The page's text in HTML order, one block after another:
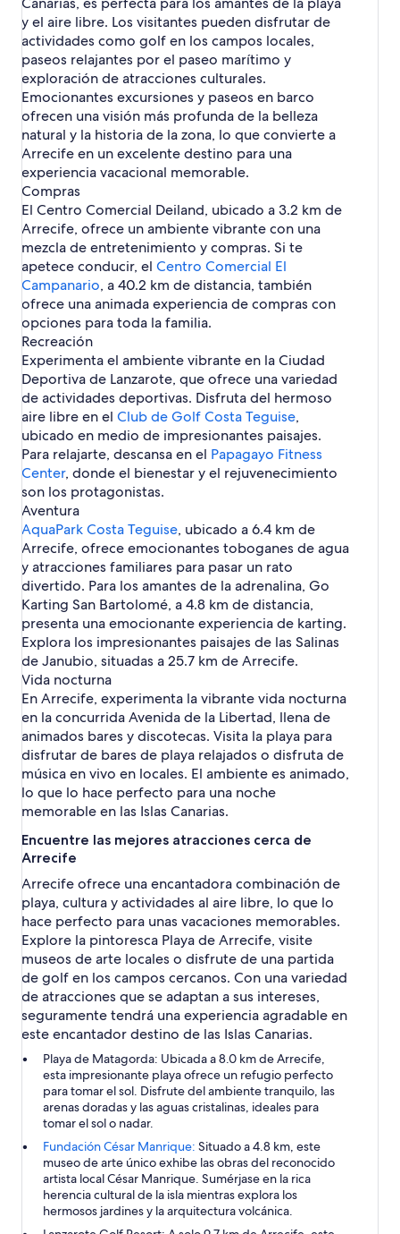
a
d
e
A
a
r
t
a
m
e
t
o
s
e
n
P
l
a
y
a
H
o
n
d
a
n
a
d
e
H
o
t
e
e
s
d
e
s
e
d
e
r
i
s
m
e
n
P
l
a
y
H
o
n
d
a
g
i
n
a
d
e
o
t
e
l
e
s
e
n
P
l
a
y
a
o
n
d
a
p
á
g
i
a
d
e
C
a
s
s
d
e
c
a
m
p
o
e
n
T
a
h
í
c
h
e
a
p
á
g
i
n
a
d
e
A
p
a
r
t
a
e
n
t
o
s
e
P
l
a
y
a
H
n
d
a
r
l
a
p
á
g
n
a
d
e
H
o
e
l
e
s
e
n
l
a
y
a
H
o
d
a
r
i
r
l
p
á
g
i
n
a
e
A
p
a
r
t
a
m
e
n
t
o
s
e
n
P
l
a
y
a
d
e
l
C
a
b
l
b
r
i
r
l
a
p
á
g
i
n
a
d
e
H
t
e
l
e
s
e
P
l
a
y
a
d
l
C
a
b
l
e
y el aire libre. Los visitantes pueden disfrutar de
actividades como golf en los campos locales,
paseos relajantes por el paseo marítimo y
exploración de atracciones culturales.
Emocionantes excursiones y paseos en barco
ofrecen una visión más profunda de la belleza
natural y la historia de la zona, lo que convierte a
Arrecife en un excelente destino para una
experiencia vacacional memorable.
Compras
El Centro Comercial Deiland, ubicado a 3.2 km de
Arrecife, ofrece un ambiente vibrante con una
mezcla de entretenimiento y compras. Si te
apetece conducir, el Centro Comercial El
Campanario, a 40.2 km de distancia, también
ofrece una animada experiencia de compras con
opciones para toda la familia.
Recreación
Experimenta el ambiente vibrante en la Ciudad
Deportiva de Lanzarote, que ofrece una variedad
de actividades deportivas. Disfruta del hermoso
aire libre en el Club de Golf Costa Teguise,
ubicado en medio de impresionantes paisajes.
Para relajarte, descansa en el Papagayo Fitness
Center, donde el bienestar y el rejuvenecimiento
son los protagonistas.
Aventura
AquaPark Costa Teguise, ubicado a 6.4 km de
Arrecife, ofrece emocionantes toboganes de agua
y atracciones familiares para pasar un rato
divertido. Para los amantes de la adrenalina, Go
Karting San Bartolomé, a 4.8 km de distancia,
presenta una emocionante experiencia de karting.
Explora los impresionantes paisajes de las Salinas
de Janubio, situadas a 25.7 km de Arrecife.
Vida nocturna
En Arrecife, experimenta la vibrante vida nocturna
en la concurrida Avenida de la Libertad, llena de
animados bares y discotecas. Visita la playa para
disfrutar de bares de playa relajados o disfruta de
música en vivo en locales. El ambiente es animado,
lo que lo hace perfecto para una noche
memorable en las Islas Canarias.
Encuentre las mejores atracciones cerca de
Arrecife
Arrecife ofrece una encantadora combinación de
playa, cultura y actividades al aire libre, lo que lo
hace perfecto para unas vacaciones memorables.
Explore la pintoresca Playa de Arrecife, visite
museos de arte locales o disfrute de una partida
de golf en los campos cercanos. Con una variedad
de atracciones que se adaptan a sus intereses,
seguramente tendrá una experiencia agradable en
este encantador destino de las Islas Canarias.
Playa de Matagorda: Ubicada a 8.0 km de Arrecife,
esta impresionante playa ofrece un refugio perfecto
para tomar el sol. Disfrute del ambiente tranquilo, las
arenas doradas y las aguas cristalinas, ideales para
tomar el sol o nadar.
Fundación César Manrique: Situado a 4.8 km, este
museo de arte único exhibe las obras del reconocido
artista local César Manrique. Sumérjase en la rica
herencia cultural de la isla mientras explora los
hermosos jardines y la arquitectura volcánica.